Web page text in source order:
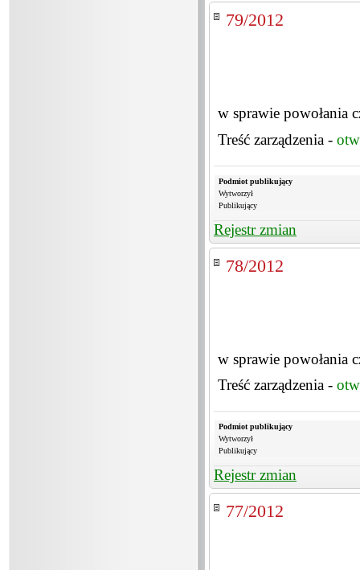
79/2012
w sprawie powołania
Treść zarządzenia -
Podmiot publikujący
Wytworzył
Publikujący
Rejestr zmian
78/2012
w sprawie powołania
Treść zarządzenia -
Podmiot publikujący
Wytworzył
Publikujący
Rejestr zmian
77/2012